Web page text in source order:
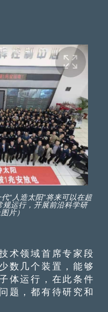
“人造太阳”将来可以在超
规运行，开展前沿科学研
片）
领域首席专家段
数几个装置，能够
体运行，在此条件
题，都有待研究和